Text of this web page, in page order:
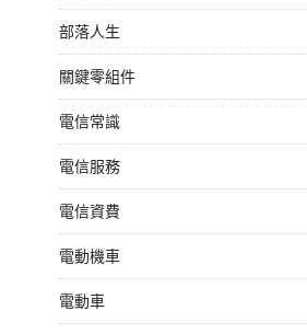
部落人生
關鍵零組件
電信常識
電信服務
電信資費
電動機車
電動車